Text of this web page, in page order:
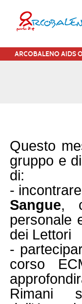
ARCOBALENO AIDS
Questo
gruppo e
di:
- incontrare
Sangue,
personale
dei Lettori
-
corso
Rimani